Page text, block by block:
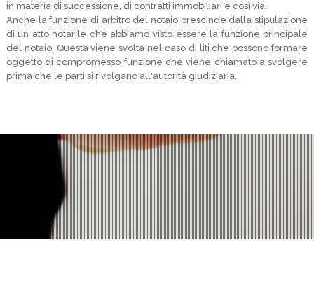
in materia di successione, di contratti immobiliari e così via.
Anche la funzione di arbitro del notaio prescinde dalla stipulazione
di un atto notarile che abbiamo visto essere la funzione principale
del notaio. Questa viene svolta nel caso di liti che possono formare
oggetto di compromesso funzione che viene chiamato a svolgere
prima che le parti si rivolgano all'autorità giudiziaria.